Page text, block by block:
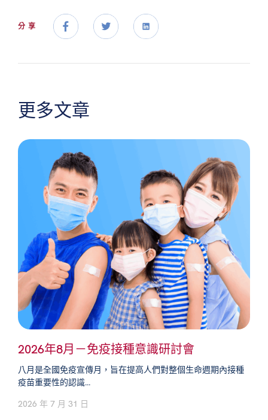
分享
更多文章
2026年8月－免疫接種意識研討會
八月是全國免疫宣傳月，旨在提高人們對整個生命週期內接種
疫苗重要性的認識...
2026 年 7 月 31 日